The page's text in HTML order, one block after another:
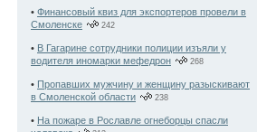
• Финансовый квиз для экспортеров провели в
Смоленске
242
• В Гагарине сотрудники полиции изъяли у
водителя иномарки мефедрон
268
• Пропавших мужчину и женщину разыскивают
в Смоленской области
238
• На пожаре в Рославле огнеборцы спасли